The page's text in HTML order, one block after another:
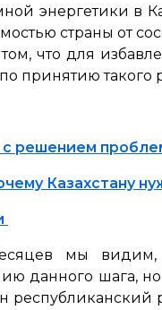
энергетики в
страны от
что для
принятию такого
решением
Казахстану
мы видим,
данного шага,
республиканский